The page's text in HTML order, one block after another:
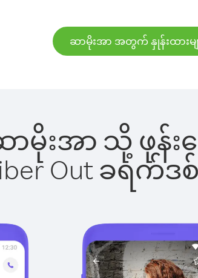
ဆာမိုးအာ အတွက် နှုန်းထားမျ
ဆာမိုးအာ သို့ ဖု
Out ခရက်ဒ